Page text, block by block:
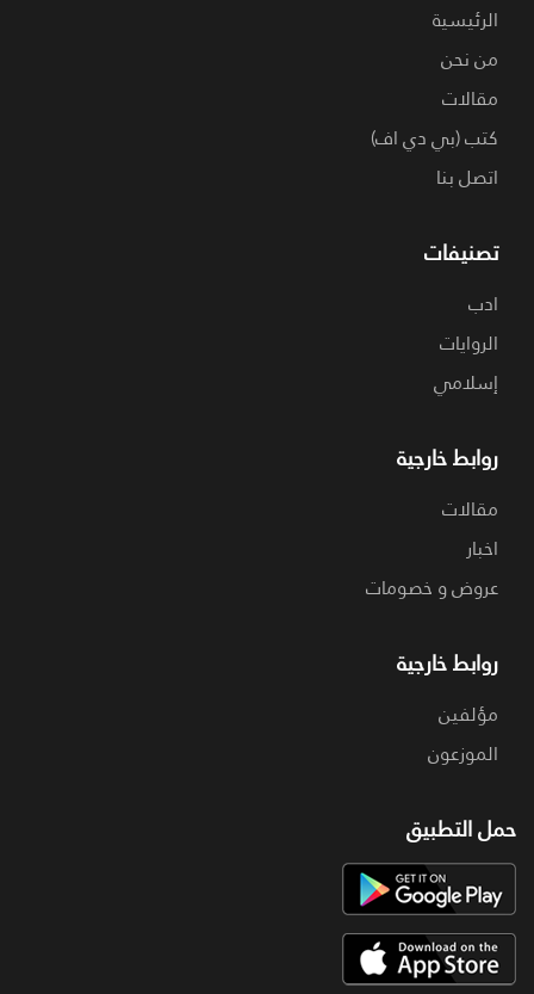
الرئيسية
من نحن
مقالات
كتب (بي دي اف)
اتصل بنا
تصنيفات
ادب
الروايات
إسلامي
روابط خارجية
مقالات
اخبار
عروض و خصومات
روابط خارجية
مؤلفين
الموزعون
حمل التطبيق